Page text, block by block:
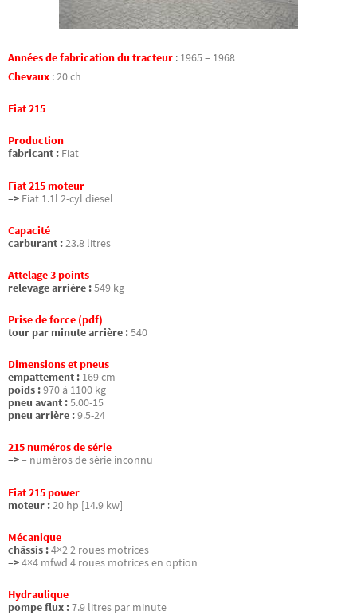
Années de fabrication du tracteur : 1965 – 1968
Chevaux :20 ch
Fiat 215
Production
fabricant : Fiat
Fiat 215 moteur
–> Fiat 1.1l 2-cyl diesel
Capacité
carburant :23.8 litres
Attelage 3 points
relevage arrière :549 kg
Prise de force (pdf)
tour par minute arrière :540
Dimensions et pneus
empattement : 169 cm
poids :970 à 1100 kg
pneu avant :5.00-15
pneu arrière :9.5-24
215 numéros de série
–>– numéros de série inconnu
Fiat 215 power
moteur :20 hp [14.9 kw]
Mécanique
châssis :4×2 2 roues motrices
–>4×4 mfwd 4 roues motrices en option
Hydraulique
pompe flux :7.9 litres par minute